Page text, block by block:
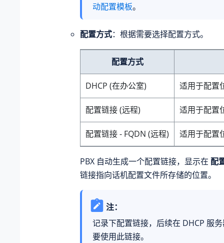
动配置模板。
配置方式：根据需要选择配置方式。
配置方式
DHCP (在办公室) 适用于配置
配置链接 (远程) 适用于配置
配置链接 - FQDN (远程) 适用于配置
PBX 自动生成一个配置链接，显示在 配
链接指向话机配置文件所存储的位置。
注：
记录下配置链接，后续在 DHCP 服
要使用此链接。